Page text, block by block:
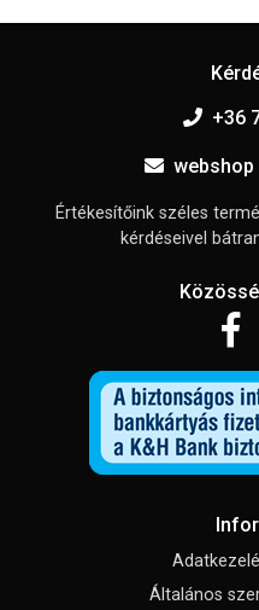
+36
webshop
Értékesítőink széles
kérdéseivel
Általános